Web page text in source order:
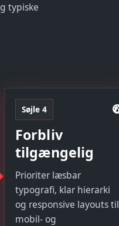
typiske
Søjle 4
Forbliv
tilgængelig
Prioriter læsbar
typografi, klar hierarki
og responsive layouts til
mobil- og